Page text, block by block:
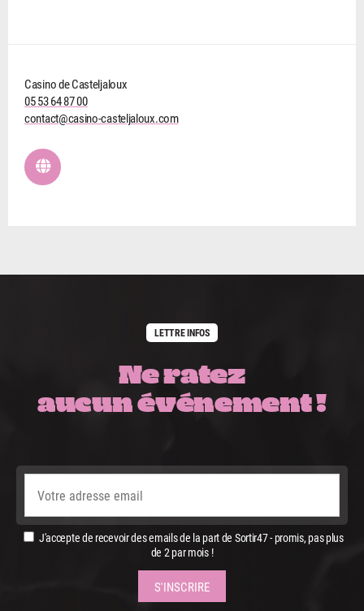
Casino de Casteljaloux
05 53 64 87 00
contact@casino-casteljaloux.com
LETTRE INFOS
Ne ratez
aucun événement !
J'accepte de recevoir des emails de la part de Sortir47 - promis, pas plus
de 2 par mois !